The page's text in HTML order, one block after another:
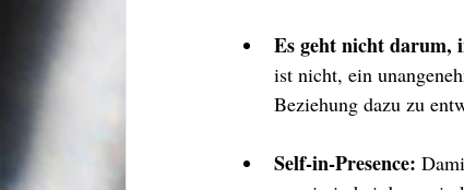
Es geht nicht darum,
ist nicht, ein
Beziehung dazu zu
Self-in-Presence: